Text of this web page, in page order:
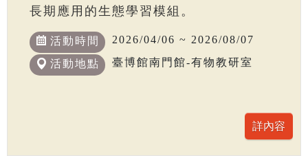
長期應用的生態學習模組。
活動時間 2026/04/06 ~ 2026/08/07
活動地點 臺博館南門館-有物教研室